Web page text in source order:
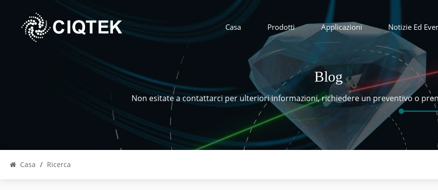
Casa Prodotti Applicazioni Notizie Ed
Blog
Non esitate a contattarci per ulteriori informazioni, richiedere un preventivo o
Casa / Ricerca